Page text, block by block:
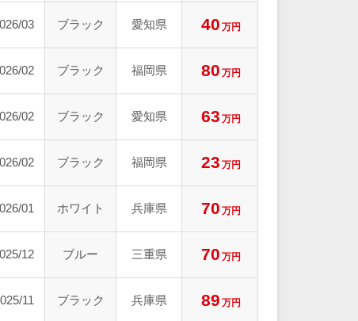
03 ブラック 愛知県 40 万円
02 ブラック 福岡県 80 万円
02 ブラック 愛知県 63 万円
02 ブラック 福岡県 23 万円
01 ホワイト 兵庫県 70 万円
12 ブルー 三重県 70 万円
11 ブラック 兵庫県 89 万円